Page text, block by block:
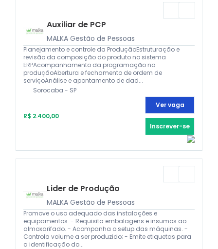
Auxiliar de PCP
MALKA Gestão de Pessoas
Planejamento e controle da ProduçãoEstruturação e
revisão da composição do produto no sistema
ERPAcompanhamento da programação na
produçãoAbertura e fechamento de ordem de
serviçoAnálise e apontamento de dad...
Sorocaba - SP
R$ 2.400,00
Ver vaga
Inscrever-se
Lider de Produção
MALKA Gestão de Pessoas
Promove o uso adequado das instalações e
equipamentos. - Requisita embalagens e insumos ao
almoxarifado. - Acompanha o setup das máquinas. -
Controla volume a ser produzido; - Emite etiquetas para
a identificação do...